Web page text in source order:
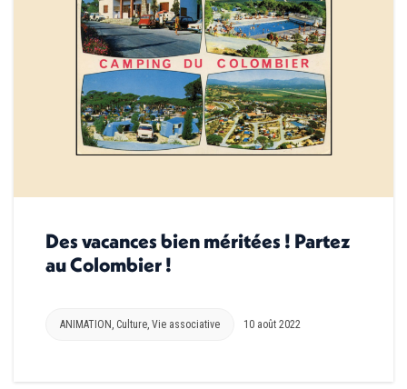
Des vacances bien méritées ! Partez
au Colombier !
ANIMATION , Culture, Vie associative 10 août 2022